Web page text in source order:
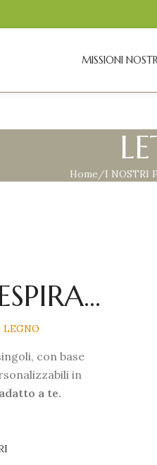
MISSIONI
Home I NOSTRI
con base
in
a te.